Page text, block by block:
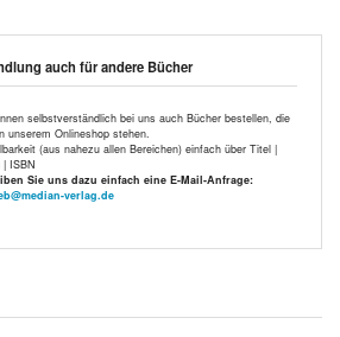
auch für andere Bücher
selbstverständlich bei uns auch Bücher bestellen, die
unserem Onlineshop stehen.
(aus nahezu allen Bereichen) einfach über Titel |
| ISBN
Sie uns dazu einfach eine E-Mail-Anfrage:
verlag.de